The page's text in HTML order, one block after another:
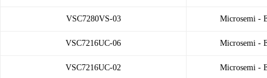
VSC7280VS-03 Microsemi -
VSC7216UC-06 Microsemi -
VSC7216UC-02 Microsemi -